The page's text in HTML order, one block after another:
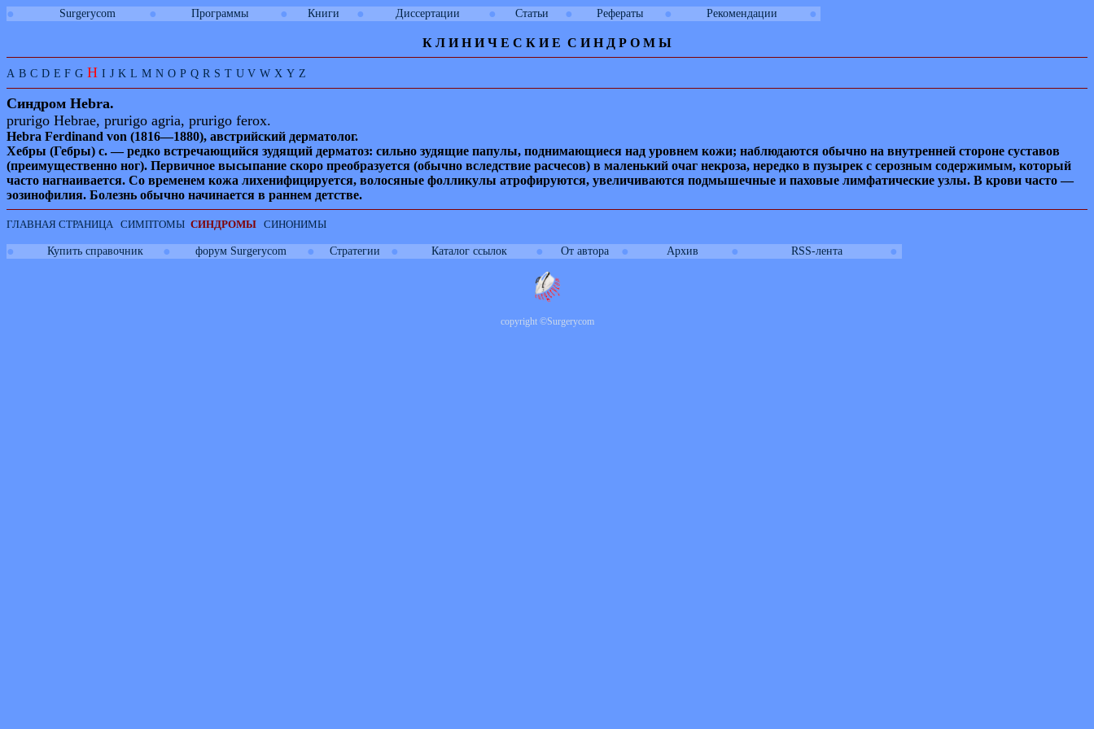
● Surgerycom ● Программы ● Книги ● Диссертации ● Статьи ● Рефераты ● Рекомендации ●
К Л И Н И Ч Е С К И Е С И Н Д Р О М Ы
A B C D E F G H I J K L M N O P Q R S T U V W X Y Z
Синдром Hebra.
prurigo Hebrae, prurigo agria, prurigo ferox.
Hebra Ferdinand von (1816—1880), австрийский дерматолог.
Хебры (Гебры) с. — редко встречающийся зудящий дерматоз: сильно зудящие папулы, поднимающиеся над уровнем кожи; наблюдаются обычно на внутренней стороне суставов
(преимущественно ног). Первичное высыпание скоро преобразуется (обычно вследствие расчесов) в маленький очаг некроза, нередко в пузырек с серозным содержимым, который
часто нагнаивается. Со временем кожа лихенифицируется, волосяные фолликулы атрофируются, увеличиваются подмышечные и паховые лимфатические узлы. В крови часто —
эозинофилия. Болезнь обычно начинается в раннем детстве.
ГЛАВНАЯ СТРАНИЦА СИМПТОМЫ СИНДРОМЫ СИНОНИМЫ
● Купить справочник ● форум Surgerycom ● Стратегии ● Каталог ссылок ● От автора ● Архив ● RSS-лента ●
copyright ©Surgerycom